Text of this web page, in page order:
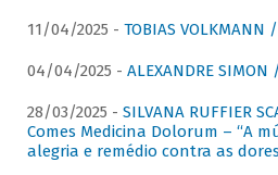
11/04/2025 - TOBIAS
04/04/2025 - ALEXANDRE
28/03/2025 - SILVANA RUFFIER
Comes Medicina Dolorum – “A
alegria e remédio contra as